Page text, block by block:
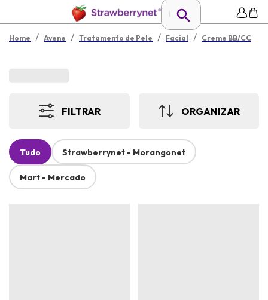
Home / Avene / Tratamento de Pele / Facial / Creme BB/CC
FILTRAR ORGANIZAR
Tudo Strawberrynet - Morangonet
Mart - Mercado